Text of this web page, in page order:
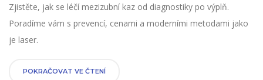
Zjistěte, jak se léčí mezizubní kaz od diagnostiky po výplň.
Poradíme vám s prevencí, cenami a moderními metodami jako
je laser.
POKRAČOVAT VE ČTENÍ